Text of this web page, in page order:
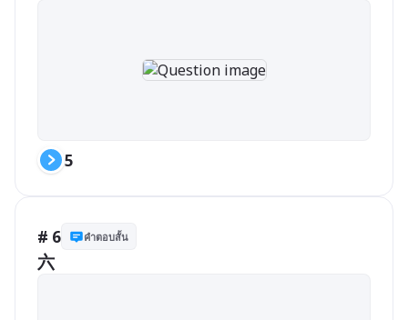
5
# 6 คำตอบสั้น
六